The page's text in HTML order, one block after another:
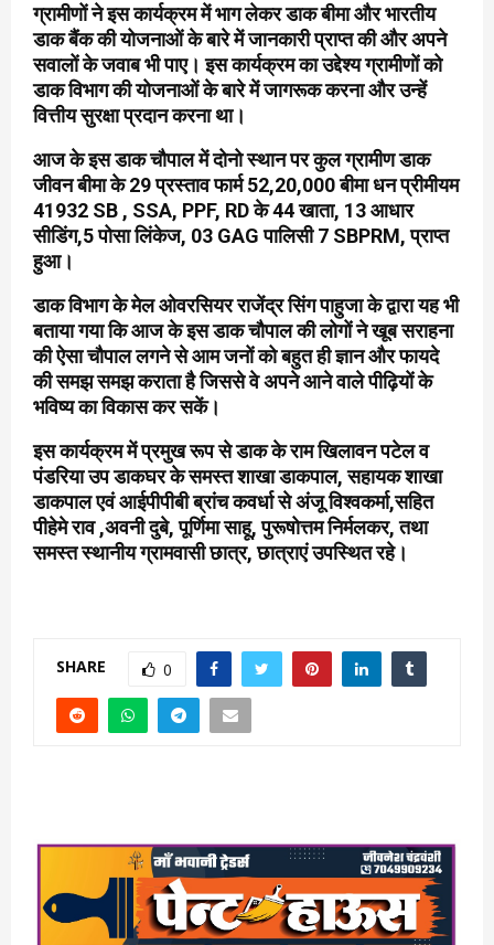
ग्रामीणों ने इस कार्यक्रम में भाग लेकर डाक बीमा और भारतीय
डाक बैंक की योजनाओं के बारे में जानकारी प्राप्त की और अपने
सवालों के जवाब भी पाए। इस कार्यक्रम का उद्देश्य ग्रामीणों को
डाक विभाग की योजनाओं के बारे में जागरूक करना और उन्हें
वित्तीय सुरक्षा प्रदान करना था।
आज के इस डाक चौपाल में दोनो स्थान पर कुल ग्रामीण डाक
जीवन बीमा के 29 प्रस्ताव फार्म 52,20,000 बीमा धन प्रीमीयम
41932 SB , SSA, PPF, RD के 44 खाता, 13 आधार
सीडिंग,5 पोसा लिंकेज, 03 GAG पालिसी 7 SBPRM, प्राप्त
हुआ।
डाक विभाग के मेल ओवरसियर राजेंद्र सिंग पाहुजा के द्वारा यह भी
बताया गया कि आज के इस डाक चौपाल की लोगों ने खूब सराहना
की ऐसा चौपाल लगने से आम जनों को बहुत ही ज्ञान और फायदे
की समझ समझ कराता है जिससे वे अपने आने वाले पीढ़ियों के
भविष्य का विकास कर सकें।
इस कार्यक्रम में प्रमुख रूप से डाक के राम खिलावन पटेल व
पंडरिया उप डाकघर के समस्त शाखा डाकपाल, सहायक शाखा
डाकपाल एवं आईपीपीबी ब्रांच कवर्धा से अंजू विश्वकर्मा,सहित
पीहेमे राव ,अवनी दुबे, पूर्णिमा साहू, पुरूषोत्तम निर्मलकर, तथा
समस्त स्थानीय ग्रामवासी छात्र, छात्राएं उपस्थित रहे।
SHARE 0